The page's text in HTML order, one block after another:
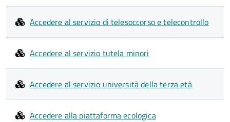
Accedere al servizio di telesoccorso e telecontrollo
Accedere al servizio tutela minori
Accedere al servizio università della terza età
Accedere alla piattaforma ecologica